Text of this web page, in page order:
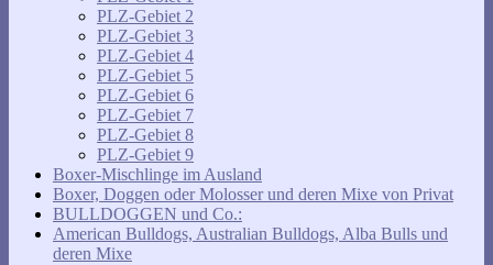
PLZ-Gebiet 2
PLZ-Gebiet 3
PLZ-Gebiet 4
PLZ-Gebiet 5
PLZ-Gebiet 6
PLZ-Gebiet 7
PLZ-Gebiet 8
PLZ-Gebiet 9
Boxer-Mischlinge im Ausland
Boxer, Doggen oder Molosser und deren Mixe von Privat
BULLDOGGEN und Co.:
American Bulldogs, Australian Bulldogs, Alba Bulls und
deren Mixe